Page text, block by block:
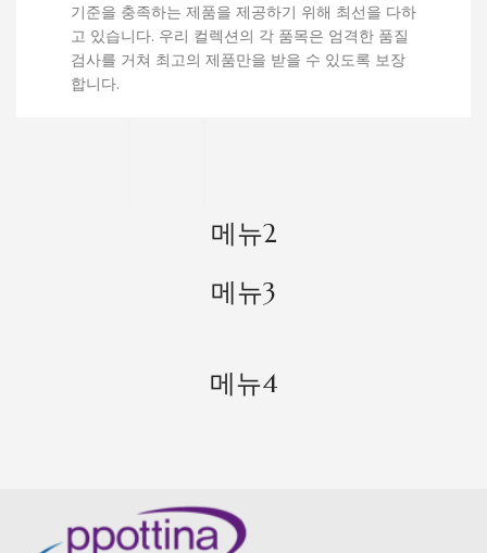
기준을 충족하는 제품을 제공하기 위해 최선을 다하
고 있습니다. 우리 컬렉션의 각 품목은 엄격한 품질
검사를 거쳐 최고의 제품만을 받을 수 있도록 보장
합니다.
메뉴2
메뉴3
메뉴4